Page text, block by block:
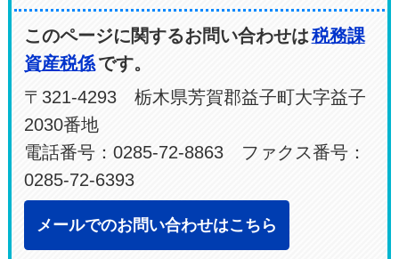
このページに関するお問い合わせは税務課
資産税係です。
〒321-4293 栃木県芳賀郡益子町大字益子
2030番地
電話番号：0285-72-8863 ファクス番号：
0285-72-6393
メールでのお問い合わせはこちら